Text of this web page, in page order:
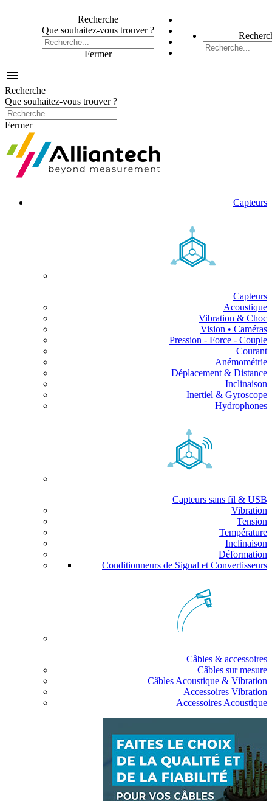
Recherche
Que souhaitez-vous trouver ?
Fermer

Recherche
Que souhaitez-vous trouver ?
Fermer
Capteurs
Capteurs
Acoustique
Vibration & Choc
Vision • Caméras
Pression - Force - Couple
Courant
Anémométrie
Déplacement & Distance
Inclinaison
Inertiel & Gyroscope
Hydrophones
Capteurs sans fil & USB
Vibration
Tension
Température
Inclinaison
Déformation
Conditionneurs de Signal et Convertisseurs
Câbles & accessoires
Câbles sur mesure
Câbles Acoustique & Vibration
Accessoires Vibration
Accessoires Acoustique